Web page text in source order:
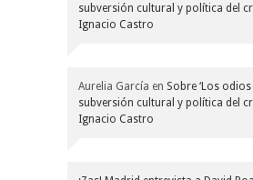
subversión cultural y política del
Ignacio Castro
Aurelia García en Sobre ‘Los
subversión cultural y política del
Ignacio Castro